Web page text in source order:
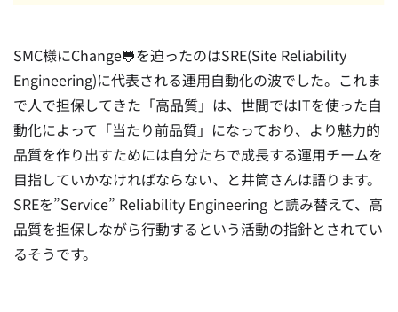
SMC様にChange🐸を迫ったのはSRE(Site Reliability
Engineering)に代表される運用自動化の波でした。これま
で人で担保してきた「高品質」は、世間ではITを使った自
動化によって「当たり前品質」になっており、より魅力的
品質を作り出すためには自分たちで成長する運用チームを
目指していかなければならない、と井筒さんは語ります。
SREを”Service” Reliability Engineering と読み替えて、高
品質を担保しながら行動するという活動の指針とされてい
るそうです。